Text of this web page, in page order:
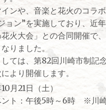
ンや、音楽と花火のコラ
ョン”を実施しており、近
火大会」との合同開催で
りました。
ては、第82回川崎市制記
より開催します。
21日（土）
ト：午後5時～6時 ※川崎